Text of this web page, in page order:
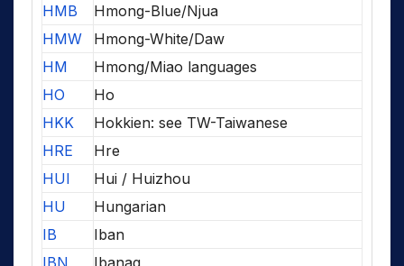
HMB
Hmong-Blue/Njua
HMW
Hmong-White/Daw
HM
Hmong/Miao languages
HO
Ho
HKK
Hokkien: see TW-Taiwanese
HRE
Hre
HUI
Hui / Huizhou
HU
Hungarian
IB
Iban